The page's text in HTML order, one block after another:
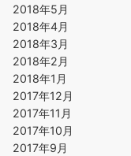
2018年5月
2018年4月
2018年3月
2018年2月
2018年1月
2017年12月
2017年11月
2017年10月
2017年9月